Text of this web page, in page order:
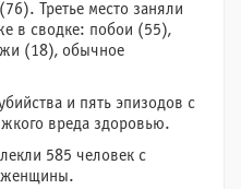
Третье место заняли
в сводке: побои (55),
(18), обычное
и пять эпизодов с
вреда здоровью.
585 человек с
женщины.